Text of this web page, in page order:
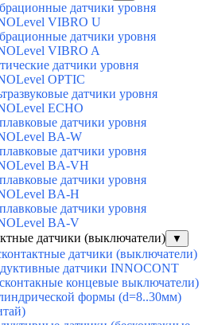
датчики уровня
VIBRO U
датчики уровня
VIBRO A
датчики уровня
OPTIC
датчики уровня
ECHO
датчики уровня
BA-W
датчики уровня
BA-VH
датчики уровня
BA-H
датчики уровня
BA-V
датчики (выключатели)
▼
датчики (выключатели)
датчики INNOCONT
концевые выключатели)
формы (d=8..30мм)